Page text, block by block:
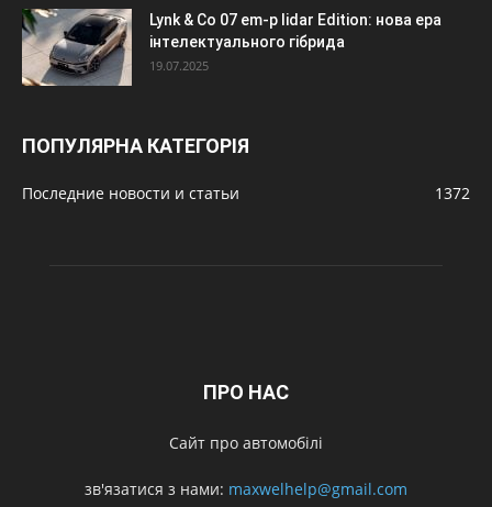
Lynk & Co 07 em-p lidar Edition: нова ера
інтелектуального гібрида
19.07.2025
ПОПУЛЯРНА КАТЕГОРІЯ
Последние новости и статьи 1372
ПРО НАС
Сайт про автомобілі
зв'язатися з нами: maxwelhelp@gmail.com